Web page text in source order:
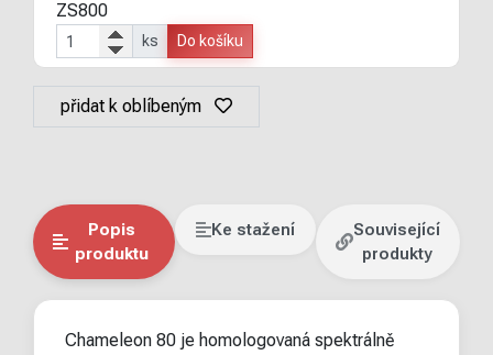
ZS800
ks Do košíku
přidat k oblíbeným
Popis
produktu
Ke stažení
Související
produkty
Chameleon 80 je homologovaná spektrálně